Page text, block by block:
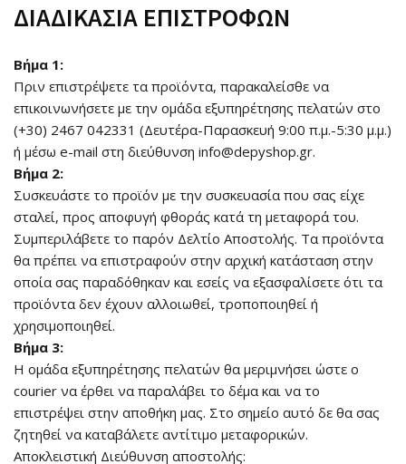
ΔΙΑΔΙΚΑΣΙΑ ΕΠΙΣΤΡΟΦΩΝ
Βήμα 1:
Πριν επιστρέψετε τα προϊόντα, παρακαλείσθε να
επικοινωνήσετε με την ομάδα εξυπηρέτησης πελατών στο
(+30) 2467 042331 (Δευτέρα-Παρασκευή 9:00 π.μ.-5:30 μ.μ.)
ή μέσω e-mail στη διεύθυνση info@depyshop.gr.
Βήμα 2:
Συσκευάστε το προϊόν με την συσκευασία που σας είχε
σταλεί, προς αποφυγή φθοράς κατά τη μεταφορά του.
Συμπεριλάβετε το παρόν Δελτίο Αποστολής. Τα προϊόντα
θα πρέπει να επιστραφούν στην αρχική κατάσταση στην
οποία σας παραδόθηκαν και εσείς να εξασφαλίσετε ότι τα
προϊόντα δεν έχουν αλλοιωθεί, τροποποιηθεί ή
χρησιμοποιηθεί.
Βήμα 3:
Η ομάδα εξυπηρέτησης πελατών θα μεριμνήσει ώστε ο
courier να έρθει να παραλάβει το δέμα και να το
επιστρέψει στην αποθήκη μας. Στο σημείο αυτό δε θα σας
ζητηθεί να καταβάλετε αντίτιμο μεταφορικών.
Αποκλειστική Διεύθυνση αποστολής: